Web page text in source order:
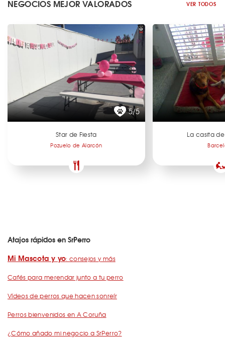
NEGOCIOS MEJOR VALORADOS VER TODOS
5/5
Star de Fiesta
Pozuelo de Alarcón
La casita
Atajos rápidos en SrPerro
Mi Mascota y yo: consejos y más
Cafés para merendar junto a tu perro
Vídeos de perros que hacen sonreír
Perros bienvenidos en A Coruña
¿Cómo añado mi negocio a SrPerro?